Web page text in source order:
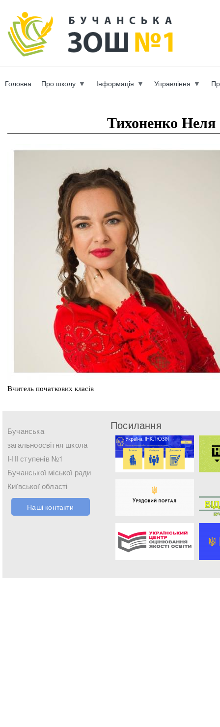
Головна Про школу Інформація Управління
Тихоненко Неля
Вчитель початкових класів
Бучанська
загальноосвітня школа
І-ІІІ ступенів №1
Бучанської міської ради
Київської області
Наші контакти
Посилання